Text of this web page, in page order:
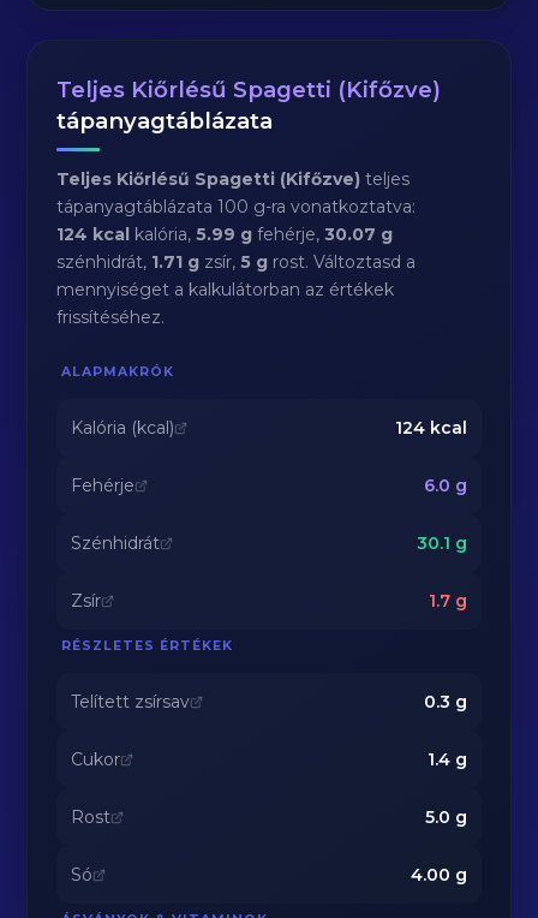
Teljes Kiőrlésű Spagetti (Kifőzve)
tápanyagtáblázata
Teljes Kiőrlésű Spagetti (Kifőzve) teljes
tápanyagtáblázata 100 g-ra vonatkoztatva:
124 kcal kalória,5.99 g fehérje,30.07 g
szénhidrát, 1.71 g zsír,5 g rost. Változtasd a
mennyiséget a kalkulátorban az értékek
frissítéséhez.
ALAPMAKRÓK
Kalória (kcal) 124kcal
Fehérje 6.0 g
Szénhidrát 30.1 g
Zsír 1.7g
RÉSZLETES ÉRTÉKEK
Telített zsírsav 0.3 g
Cukor 1.4g
Rost 5.0 g
Só 4.00 g